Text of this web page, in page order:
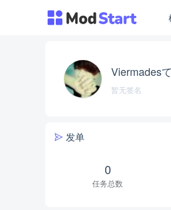
Viermades
暂无签名
发单
0
任务总数